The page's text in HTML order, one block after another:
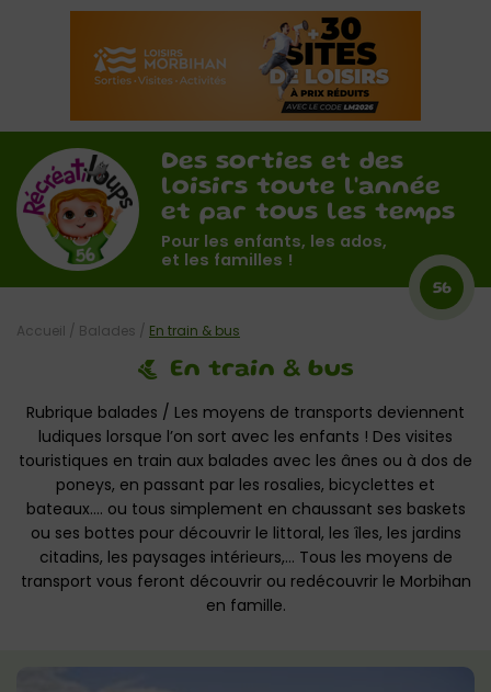
Des sorties et des
loisirs toute l'année
et par tous les temps
Pour les enfants, les ados,
et les familles !
56
En train & bus
Rubrique balades / Les moyens de transports deviennent
ludiques lorsque l’on sort avec les enfants ! Des visites
touristiques en train aux balades avec les ânes ou à dos de
poneys, en passant par les rosalies, bicyclettes et
bateaux…. ou tous simplement en chaussant ses baskets
ou ses bottes pour découvrir le littoral, les îles, les jardins
citadins, les paysages intérieurs,… Tous les moyens de
transport vous feront découvrir ou redécouvrir le Morbihan
en famille.
Accueil / Balades / En train & bus